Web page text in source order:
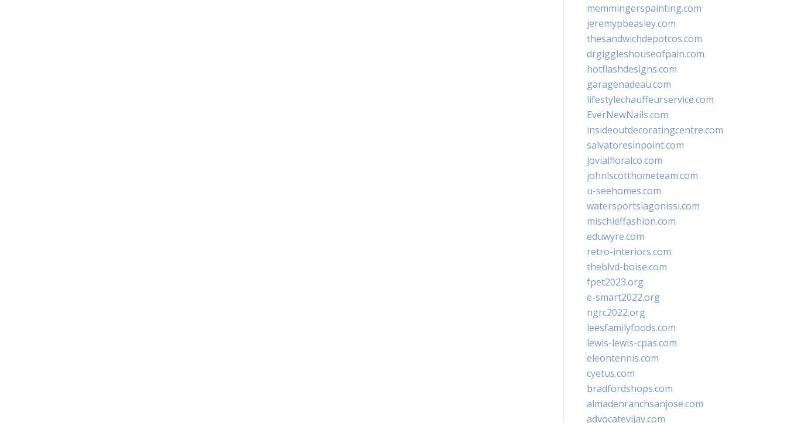
memmingerspainting.com
jeremypbeasley.com
thesandwichdepotcos.com
drgiggleshouseofpain.com
hotflashdesigns.com
garagenadeau.com
lifestylechauffeurservice.com
EverNewNails.com
insideoutdecoratingcentre.com
salvatoresinpoint.com
jovialfloralco.com
johnlscotthometeam.com
u-seehomes.com
watersportslagonissi.com
mischieffashion.com
eduwyre.com
retro-interiors.com
theblvd-boise.com
fpet2023.org
e-smart2022.org
ngrc2022.org
leesfamilyfoods.com
lewis-lewis-cpas.com
eleontennis.com
cyetus.com
bradfordshops.com
almadenranchsanjose.com
advocatevijay.com